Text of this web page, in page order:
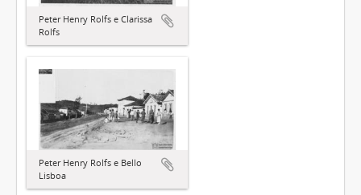
Peter Henry Rolfs e Clarissa
Rolfs
Peter Henry Rolfs e Bello
Lisboa